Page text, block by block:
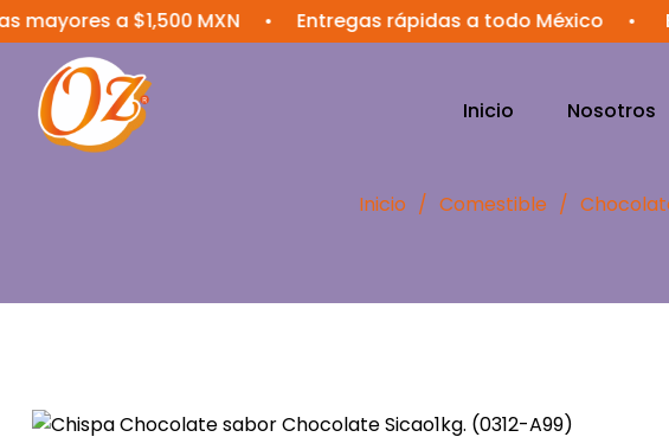
a $1,500 MXN • Entregas rápidas a todo México •
Inicio Nosotros
Inicio / Comestible /